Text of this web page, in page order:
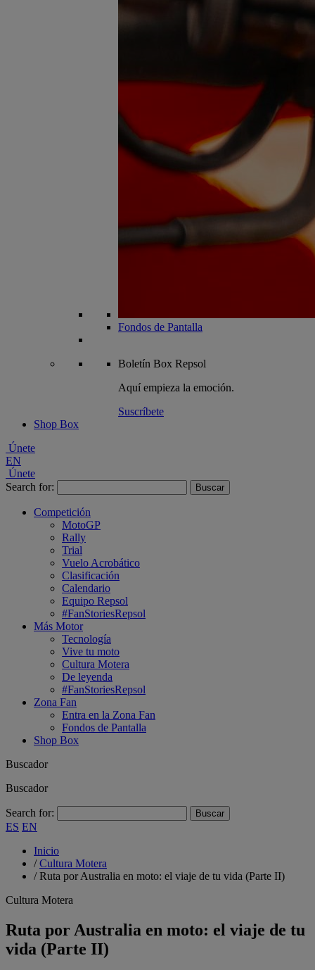
Fondos de Pantalla
Boletín Box Repsol
Aquí empieza la emoción.
Suscríbete
Shop Box
Únete
EN
Únete
Search for:
Competición
MotoGP
Rally
Trial
Vuelo Acrobático
Clasificación
Calendario
Equipo Repsol
#FanStoriesRepsol
Más Motor
Tecnología
Vive tu moto
Cultura Motera
De leyenda
#FanStoriesRepsol
Zona Fan
Entra en la Zona Fan
Fondos de Pantalla
Shop Box
Buscador
Buscador
Search for:
ES EN
Inicio
/Cultura Motera
/Ruta por Australia en moto: el viaje de tu vida (Parte II)
Cultura Motera
Ruta por Australia en moto: el viaje de tu
vida (Parte II)